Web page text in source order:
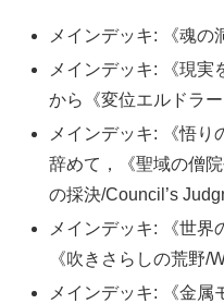
メインデッキ: 《魂の
メインデッキ: 《現実
から《変位エルドラ
メインデッキ: 《悟り
辞めて，《聖域の僧
の採決/Council’s
メインデッキ: 《世界
《吹きさらしの荒野/
メインデッキ: 《金属